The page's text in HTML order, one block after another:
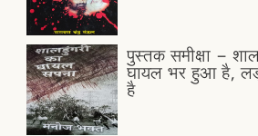
पुस्तक समीक्षा -
घायल भर हुआ है,
है